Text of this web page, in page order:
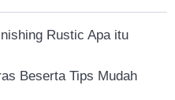
Rustic Apa itu
Beserta Tips Mudah